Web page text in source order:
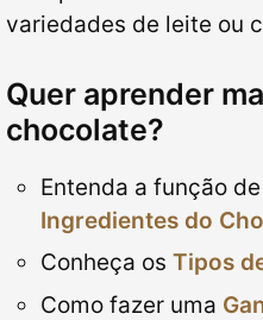
variedades de leite ou
Quer aprender
chocolate?
Entenda a função
Ingredientes do
Conheça os Tipos
Como fazer uma